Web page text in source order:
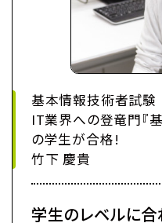
基本情報技術者試験
IT業界への登竜門『
の学生が合格!
竹下 慶貴
学生のレベルに合